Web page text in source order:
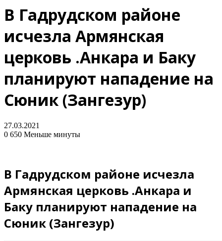
В Гадрудском районе
исчезла Армянская
церковь .Анкара и Баку
планируют нападение на
Сюник (Зангезур)
27.03.2021
0 650 Меньше минуты
В Гадрудском районе исчезла
Армянская церковь .Анкара и
Баку планируют нападение на
Сюник (Зангезур)